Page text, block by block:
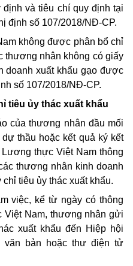
và tiêu chí quy định tại
định số 107/2018/NĐ-CP.
không được phân bổ chỉ
thương nhân không có giấy
doanh xuất khẩu gạo được
số 107/2018/NĐ-CP.
tiêu ủy thác xuất khẩu
của thương nhân đầu mối
thầu hoặc kết quả ký kết
thực Việt Nam thông
thương nhân kinh doanh
tiêu ủy thác xuất khẩu.
việc, kể từ ngày có thông
Việt Nam, thương nhân gửi
xuất khẩu đến Hiệp hội
văn bản hoặc thư điện tử